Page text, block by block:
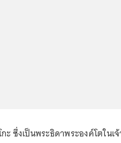
ซึ่งเป็นพระธิดาพระองค์โตในเ